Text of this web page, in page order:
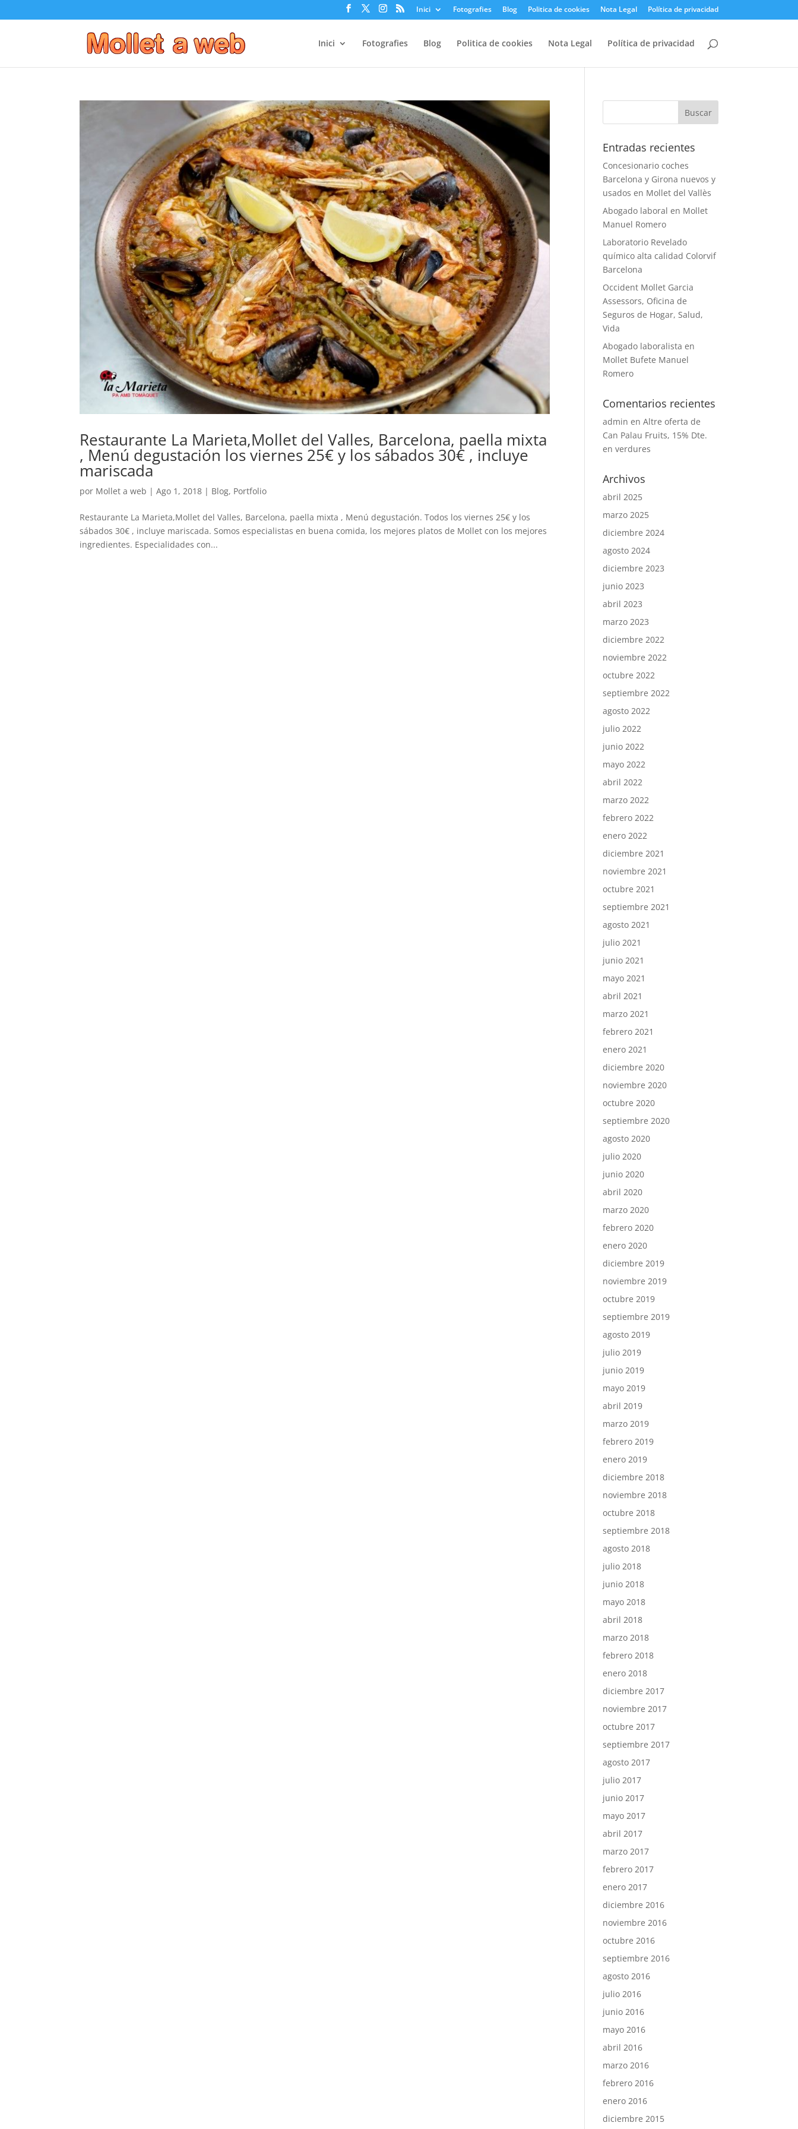
Inici Fotografies Blog Politica de cookies Nota Legal Política de privacidad
Inici Fotografies Blog Politica de cookies Nota Legal Política de privacidad
Restaurante La Marieta,Mollet del Valles, Barcelona, paella mixta
, Menú degustación los viernes 25€ y los sábados 30€ , incluye
mariscada
por Mollet a web |Ago 1, 2018 | Blog, Portfolio
Restaurante La Marieta,Mollet del Valles, Barcelona, paella mixta , Menú degustación. Todos los viernes 25€ y los
sábados 30€ , incluye mariscada. Somos especialistas en buena comida, los mejores platos de Mollet con los mejores
ingredientes. Especialidades con...
Entradas recientes
Concesionario coches
Barcelona y Girona nuevos y
usados en Mollet del Vallès
Abogado laboral en Mollet
Manuel Romero
Laboratorio Revelado
químico alta calidad Colorvif
Barcelona
Occident Mollet Garcia
Assessors, Oficina de
Seguros de Hogar, Salud,
Vida
Abogado laboralista en
Mollet Bufete Manuel
Romero
Comentarios recientes
admin enAltre oferta de
Can Palau Fruits, 15% Dte.
en verdures
Archivos
abril 2025
marzo 2025
diciembre 2024
agosto 2024
diciembre 2023
junio 2023
abril 2023
marzo 2023
diciembre 2022
noviembre 2022
octubre 2022
septiembre 2022
agosto 2022
julio 2022
junio 2022
mayo 2022
abril 2022
marzo 2022
febrero 2022
enero 2022
diciembre 2021
noviembre 2021
octubre 2021
septiembre 2021
agosto 2021
julio 2021
junio 2021
mayo 2021
abril 2021
marzo 2021
febrero 2021
enero 2021
diciembre 2020
noviembre 2020
octubre 2020
septiembre 2020
agosto 2020
julio 2020
junio 2020
abril 2020
marzo 2020
febrero 2020
enero 2020
diciembre 2019
noviembre 2019
octubre 2019
septiembre 2019
agosto 2019
julio 2019
junio 2019
mayo 2019
abril 2019
marzo 2019
febrero 2019
enero 2019
diciembre 2018
noviembre 2018
octubre 2018
septiembre 2018
agosto 2018
julio 2018
junio 2018
mayo 2018
abril 2018
marzo 2018
febrero 2018
enero 2018
diciembre 2017
noviembre 2017
octubre 2017
septiembre 2017
agosto 2017
julio 2017
junio 2017
mayo 2017
abril 2017
marzo 2017
febrero 2017
enero 2017
diciembre 2016
noviembre 2016
octubre 2016
septiembre 2016
agosto 2016
julio 2016
junio 2016
mayo 2016
abril 2016
marzo 2016
febrero 2016
enero 2016
diciembre 2015